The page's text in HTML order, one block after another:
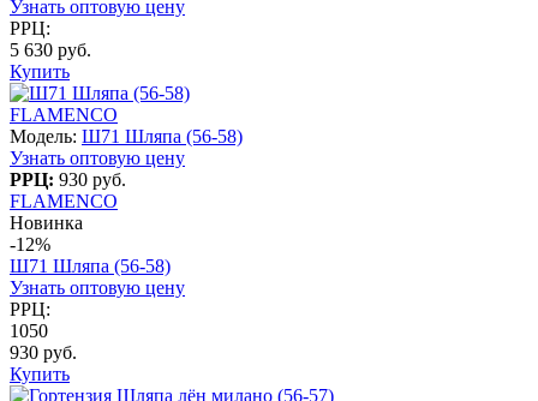
Узнать оптовую цену
РРЦ:
5 630 руб.
Купить
FLAMENCO
Модель: Ш71 Шляпа (56-58)
Узнать оптовую цену
РРЦ: 930 руб.
FLAMENCO
Новинка
-12%
Ш71 Шляпа (56-58)
Узнать оптовую цену
РРЦ:
1050
930 руб.
Купить